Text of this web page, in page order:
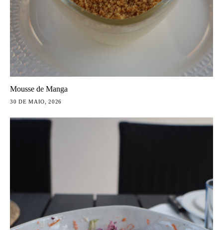
Mousse de Manga
30 DE MAIO, 2026